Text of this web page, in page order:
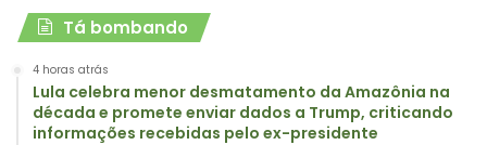
Tá bombando
4 horas atrás
Lula celebra menor desmatamento da Amazônia na
década e promete enviar dados a Trump, criticando
informações recebidas pelo ex-presidente